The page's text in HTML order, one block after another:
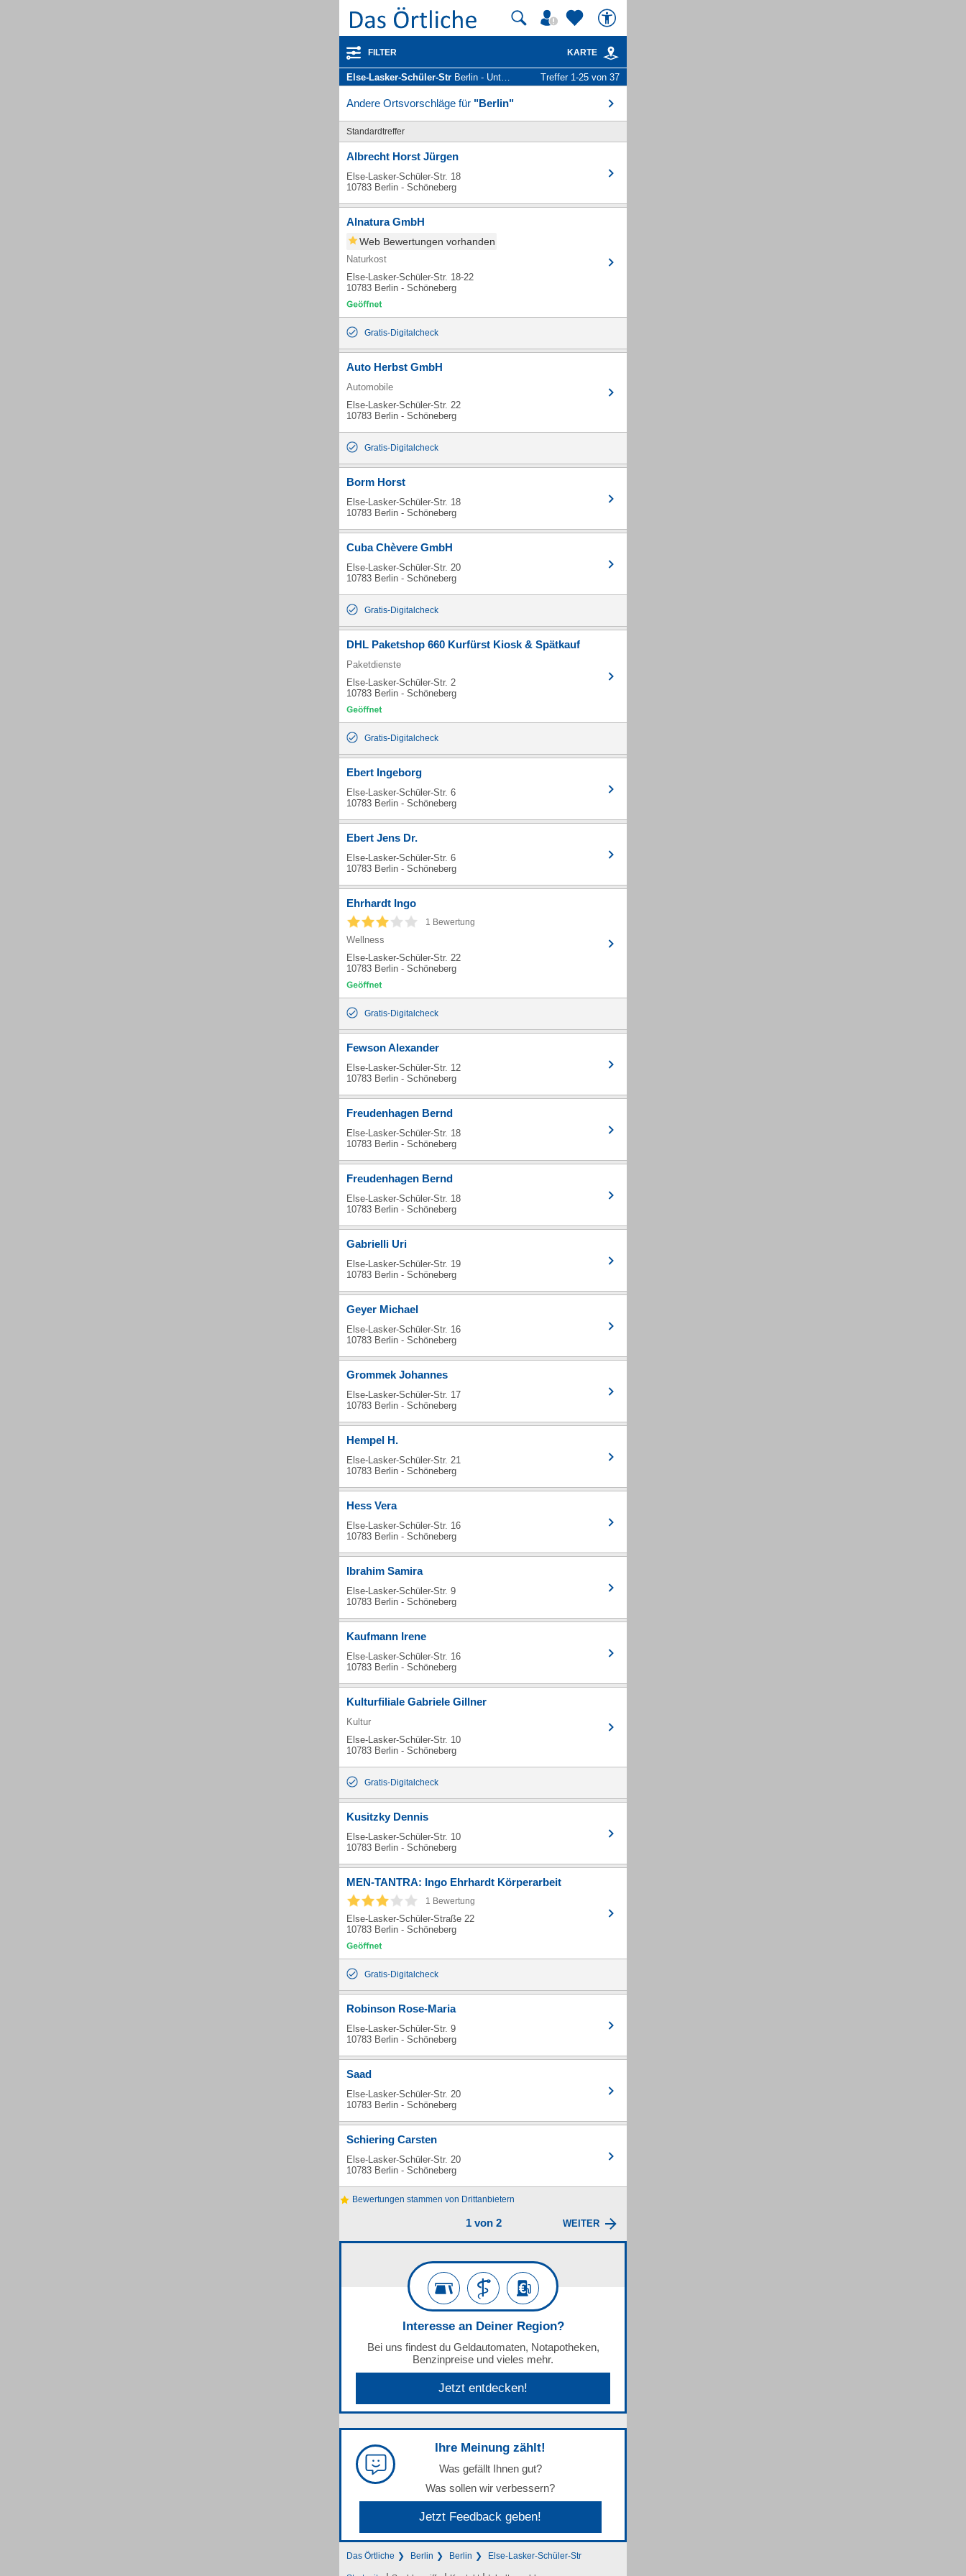
FILTER KARTE
Else-Lasker-Schüler-Str Berlin - Unternehmen und Personen Treffer 1-25 von 37
Andere Ortsvorschläge für "Berlin"
Standardtreffer
Albrecht Horst Jürgen
Else-Lasker-Schüler-Str. 18
10783 Berlin - Schöneberg
Alnatura GmbH
Web Bewertungen vorhanden
Naturkost
Else-Lasker-Schüler-Str. 18-22
10783 Berlin - Schöneberg
Gratis-Digitalcheck
Auto Herbst GmbH
Automobile
Else-Lasker-Schüler-Str. 22
10783 Berlin - Schöneberg
Gratis-Digitalcheck
Borm Horst
Else-Lasker-Schüler-Str. 18
10783 Berlin - Schöneberg
Cuba Chèvere GmbH
Else-Lasker-Schüler-Str. 20
10783 Berlin - Schöneberg
Gratis-Digitalcheck
DHL Paketshop 660 Kurfürst Kiosk & Spätkauf
Paketdienste
Else-Lasker-Schüler-Str. 2
10783 Berlin - Schöneberg
Gratis-Digitalcheck
Ebert Ingeborg
Else-Lasker-Schüler-Str. 6
10783 Berlin - Schöneberg
Ebert Jens Dr.
Else-Lasker-Schüler-Str. 6
10783 Berlin - Schöneberg
Ehrhardt Ingo
1 Bewertung
Wellness
Else-Lasker-Schüler-Str. 22
10783 Berlin - Schöneberg
Gratis-Digitalcheck
Fewson Alexander
Else-Lasker-Schüler-Str. 12
10783 Berlin - Schöneberg
Freudenhagen Bernd
Else-Lasker-Schüler-Str. 18
10783 Berlin - Schöneberg
Freudenhagen Bernd
Else-Lasker-Schüler-Str. 18
10783 Berlin - Schöneberg
Gabrielli Uri
Else-Lasker-Schüler-Str. 19
10783 Berlin - Schöneberg
Geyer Michael
Else-Lasker-Schüler-Str. 16
10783 Berlin - Schöneberg
Grommek Johannes
Else-Lasker-Schüler-Str. 17
10783 Berlin - Schöneberg
Hempel H.
Else-Lasker-Schüler-Str. 21
10783 Berlin - Schöneberg
Hess Vera
Else-Lasker-Schüler-Str. 16
10783 Berlin - Schöneberg
Ibrahim Samira
Else-Lasker-Schüler-Str. 9
10783 Berlin - Schöneberg
Kaufmann Irene
Else-Lasker-Schüler-Str. 16
10783 Berlin - Schöneberg
Kulturfiliale Gabriele Gillner
Kultur
Else-Lasker-Schüler-Str. 10
10783 Berlin - Schöneberg
Gratis-Digitalcheck
Kusitzky Dennis
Else-Lasker-Schüler-Str. 10
10783 Berlin - Schöneberg
MEN-TANTRA: Ingo Ehrhardt Körperarbeit
1 Bewertung
Else-Lasker-Schüler-Straße 22
10783 Berlin - Schöneberg
Gratis-Digitalcheck
Robinson Rose-Maria
Else-Lasker-Schüler-Str. 9
10783 Berlin - Schöneberg
Saad
Else-Lasker-Schüler-Str. 20
10783 Berlin - Schöneberg
Schiering Carsten
Else-Lasker-Schüler-Str. 20
10783 Berlin - Schöneberg
Bewertungen stammen von Drittanbietern
1 von 2 WEITER
Interesse an Deiner Region?
Bei uns findest du Geldautomaten, Notapotheken,
Benzinpreise und vieles mehr.
Jetzt entdecken!
Ihre Meinung zählt!
Was gefällt Ihnen gut?
Was sollen wir verbessern?
Jetzt Feedback geben!
Das Örtliche Berlin Berlin Else-Lasker-Schüler-Str